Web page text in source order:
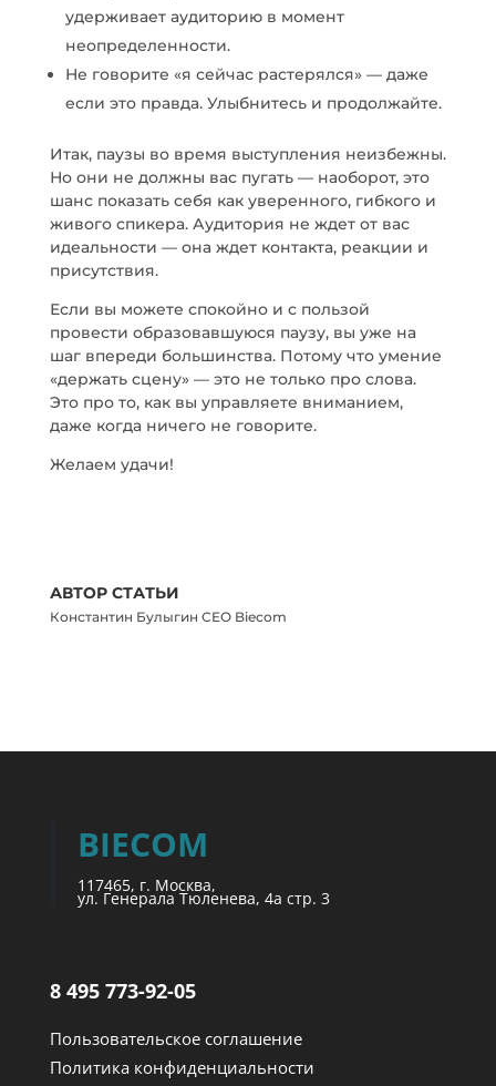
удерживает аудиторию в момент
неопределенности.
Не говорите «я сейчас растерялся» — даже
если это правда. Улыбнитесь и продолжайте.
Итак, паузы во время выступления неизбежны.
Но они не должны вас пугать — наоборот, это
шанс показать себя как уверенного, гибкого и
живого спикера. Аудитория не ждет от вас
идеальности — она ждет контакта, реакции и
присутствия.
Если вы можете спокойно и с пользой
провести образовавшуюся паузу, вы уже на
шаг впереди большинства. Потому что умение
«держать сцену» — это не только про слова.
Это про то, как вы управляете вниманием,
даже когда ничего не говорите.
Желаем удачи!
АВТОР СТАТЬИ
Константин Булыгин CEO Biecom
BIECOM
117465, г. Москва,
ул. Генерала Тюленева, 4а стр. 3
8 495 773-92-05
Пользовательское соглашение
Политика конфиденциальности